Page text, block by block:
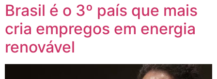
Brasil é o 3º país que mais
cria empregos em energia
renovável